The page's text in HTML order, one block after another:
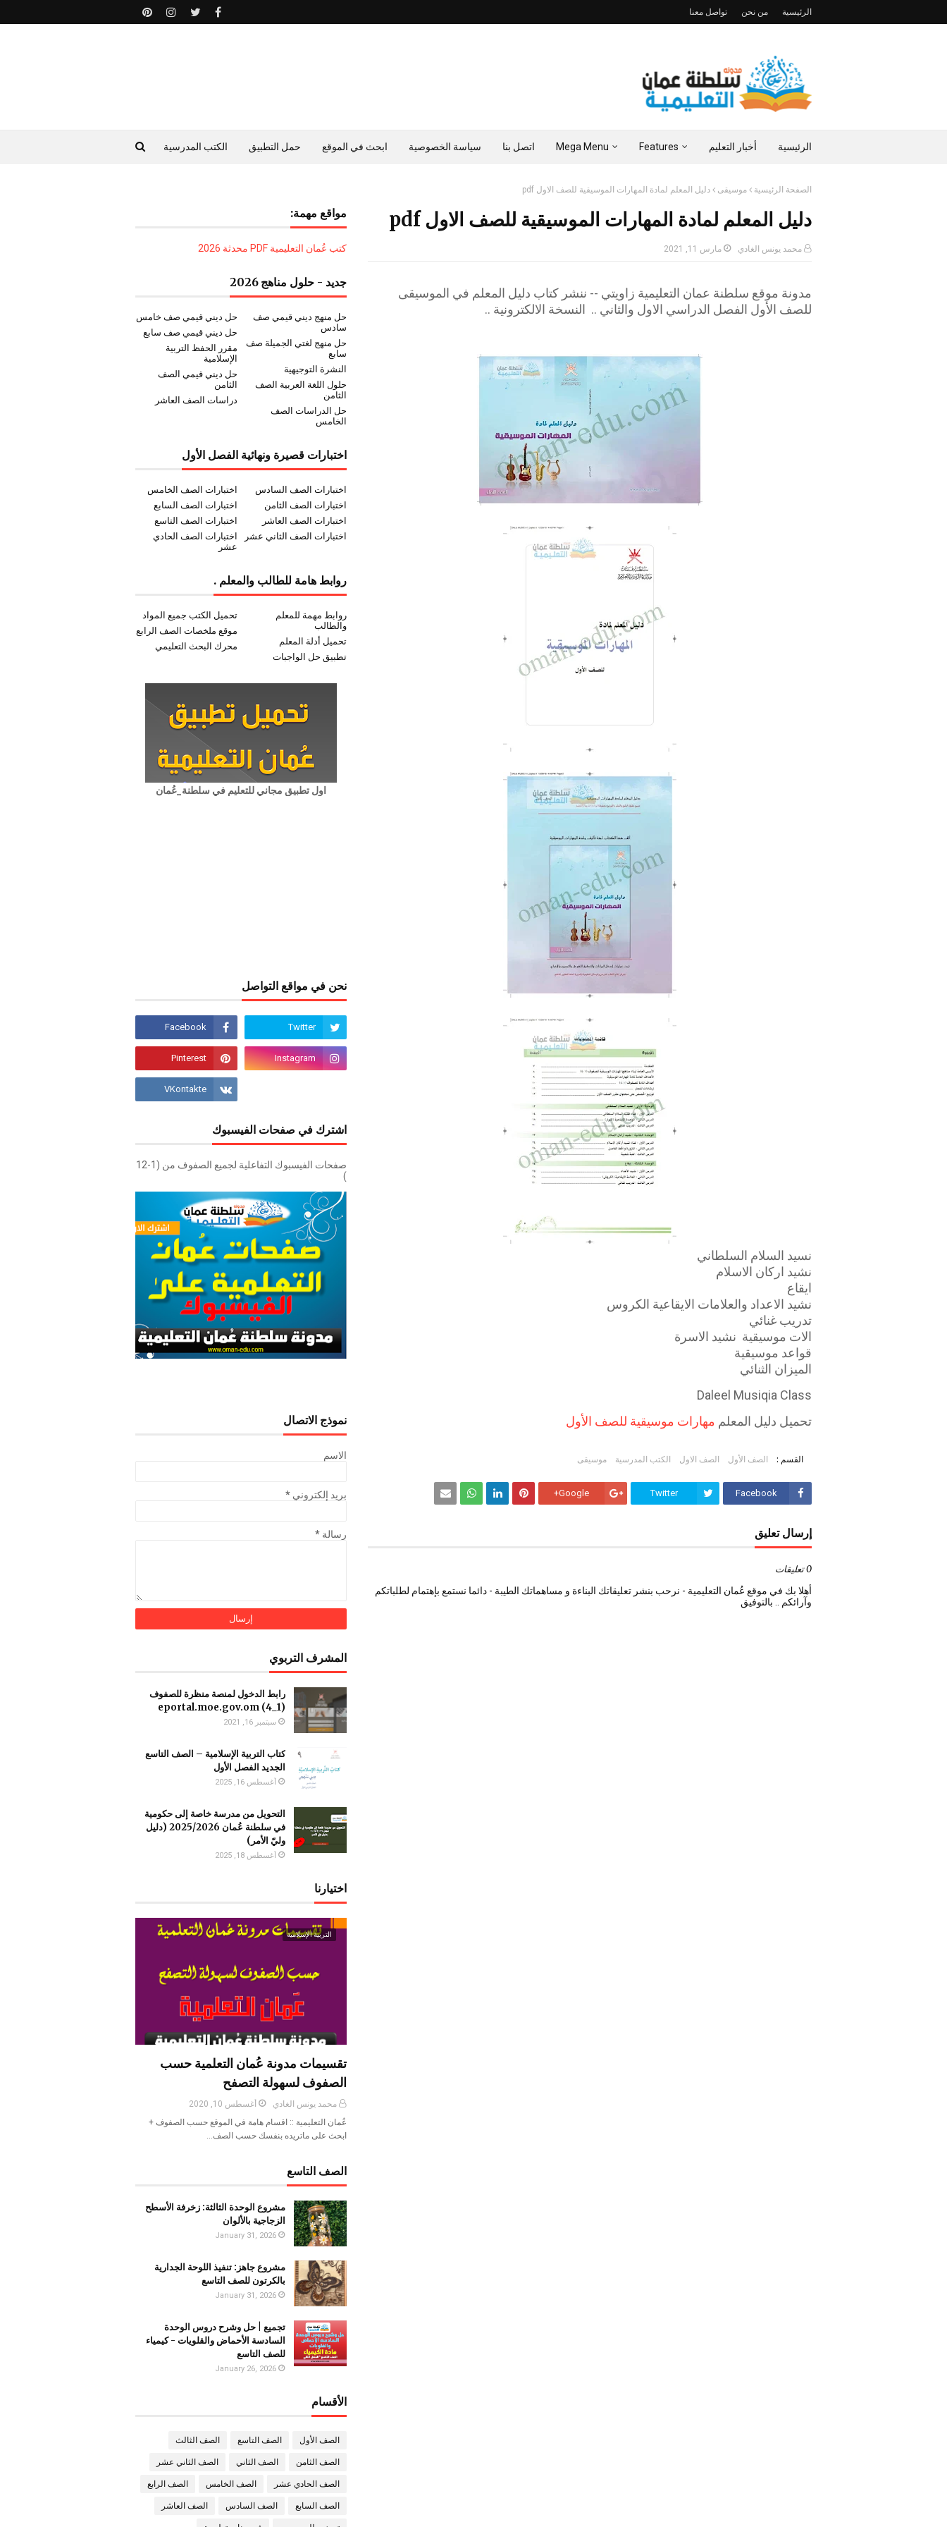
الرئيسية من نحن تواصل معنا
الرئيسية أخبار التعليم Features
Mega Menu اتصل بنا سياسة الخصوصية ابحث في الموقع حمل التطبيق الكتب المدرسية
الصفحة الرئيسية موسيقى دليل المعلم لمادة المهارات الموسيقية للصف الاول pdf
دليل المعلم لمادة المهارات الموسيقية للصف الاول pdf
محمد يونس الغادي مارس 11, 2021
مدونة موقع سلطنة عمان التعليمية زاويتي -- ننشر كتاب دليل المعلم في الموسيقى
للصف الأول الفصل الدراسي الاول والثاني .. النسخة الالكترونية ..
نسيد السلام السلطاني
نشيد اركان الاسلام
ايقاع
نشيد الاعداد والعلامات الايقاعية الكروس
تدريب غنائي
الات موسيقية نشيد الاسرة
قواعد موسيقية
الميزان الثنائي
Daleel Musiqia Class
تحميل دليل المعلم مهارات موسيقية للصف الأول
القسم : الصف الأول الصف الاول الكتب المدرسية موسيقى
Facebook
Twitter
Google+
إرسال تعليق
0 تعليقات
أهلا بك في موقع عُمان التعليمية - نرحب بنشر تعليقاتك البناءة و مساهماتك الطيبة - دائما نستمع بإهتمام لطلباتكم
وآرائكم .. بالتوفيق
مواقع مهمة:
كتب عُمان التعليمية PDF محدثة 2026
جديد - حلول مناهج 2026
حل ديني قيمي صف خامس
حل منهج ديني قيمي صف
سادس
حل ديني قيمي صف سابع
حل منهج لغتي الجميلة صف
سابع
مقرر الحفظ التربية
الإسلامية
النشرة التوجيهية
حل ديني قيمي الصف
الثامن
حلول اللغة العربية الصف
الثامن
دراسات الصف العاشر
حل الدراسات الصف
الخامس
اختبارات قصيرة ونهائية الفصل الأول
اختبارات الصف الخامس
اختبارات الصف السادس
اختبارات الصف السابع
اختبارات الصف الثامن
اختبارات الصف التاسع
اختبارات الصف العاشر
اختبارات الصف الحادي
عشر
اختبارات الصف الثاني عشر
روابط هامة للطالب والمعلم .
تحميل الكتب جميع المواد
روابط مهمة للمعلم
والطالب
موقع ملخصات الصف الرابع
تحميل أدلة المعلم
محرك البحث التعليمي
تطبيق حل الواجبات
اول تطبيق مجاني للتعليم في سلطنة_عُمان
نحن في مواقع التواصل
اشترك في صفحات الفيسبوك
صفحات الفيسبوك التفاعلية لجميع الصفوف من (1-12
)
نموذج الاتصال
الاسم
بريد إلكتروني *
رسالة *
المشرف التربوي
رابط الدخول لمنصة منظرة للصفوف
(1_4) ‏eportal.moe.gov.om
سبتمبر 16, 2021
كتاب التربية الإسلامية – الصف التاسع
الجديد الفصل الأول
أغسطس 16, 2025
التحويل من مدرسة خاصة إلى حكومية
في سلطنة عُمان 2025/2026 (دليل
وليّ الأمر)
أغسطس 18, 2025
اختيارنا
التربية الإسلامية
تقسيمات مدونة عُمان التعلمية حسب
الصفوف لسهولة التصفح
محمد يونس الغادي
أغسطس 10, 2020
عُمان التعليمية :: اقسام هامة في الموقع حسب الصفوف +
ابحث على ماتريده بنفسك حسب الصف…
الصف التاسع
مشروع الوحدة الثالثة: زخرفة الأسطح
الزجاجية بالألوان
January 31, 2026
مشروع جاهز: تنفيذ اللوحة الجدارية
بالكرتون للصف التاسع
January 31, 2026
تجميع | حل وشرح دروس الوحدة
السادسة الأحماض والقلويات - كيمياء
للصف التاسع
January 26, 2026
الأقسام
الصف الأول الصف التاسع الصف الثالث
الصف الثامن الصف الثاني الصف الثاني عشر
الصف الحادي عشر الصف الخامس الصف الرابع
الصف السابع الصف السادس الصف العاشر